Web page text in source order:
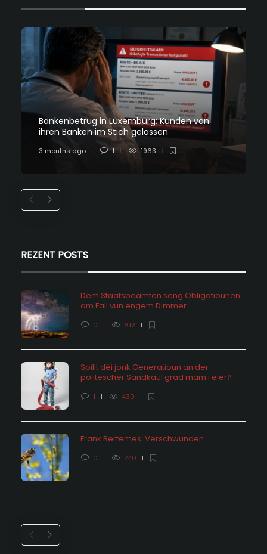
Bankenbetrug in Luxemburg: Kunden von
ihren Banken im Stich gelassen
3 months ago 1 1963
REZENT POSTS
Dem Staatsbeamten seng Obligatiounen
am Fall vun engem Dimmer
0 612
Spillt déi jonk Generatioun an der
politescher Sandkaul grad mam Feier?
1 430
Frank Bertemes: Verschwunden….
0 740